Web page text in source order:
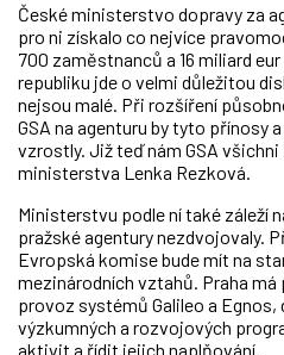
České ministerstvo dopravy za
pro ni získalo co nejvíce
700 zaměstnanců a 16 miliard
republiku jde o velmi důležitou
nejsou malé. Při rozšíření
GSA na agenturu by tyto přínosy
vzrostly. Již teď nám GSA všichni
ministerstva Lenka Rezková.
Ministerstvu podle ní také záleží
pražské agentury nezdvojovaly.
Evropská komise bude mít na
mezinárodních vztahů. Praha
provoz systémů Galileo a
výzkumných a rozvojových
aktivit a řídit jejich naplňování.